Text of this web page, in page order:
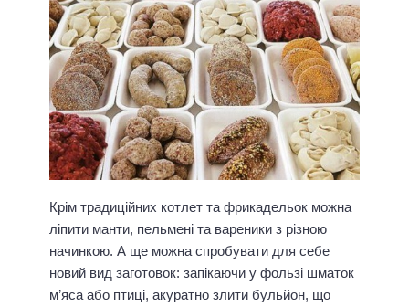
Крім традиційних котлет та фрикадельок можна
ліпити манти, пельмені та вареники з різною
начинкою. А ще можна спробувати для себе
новий вид заготовок: запікаючи у фользі шматок
м’яса або птиці, акуратно злити бульйон, що